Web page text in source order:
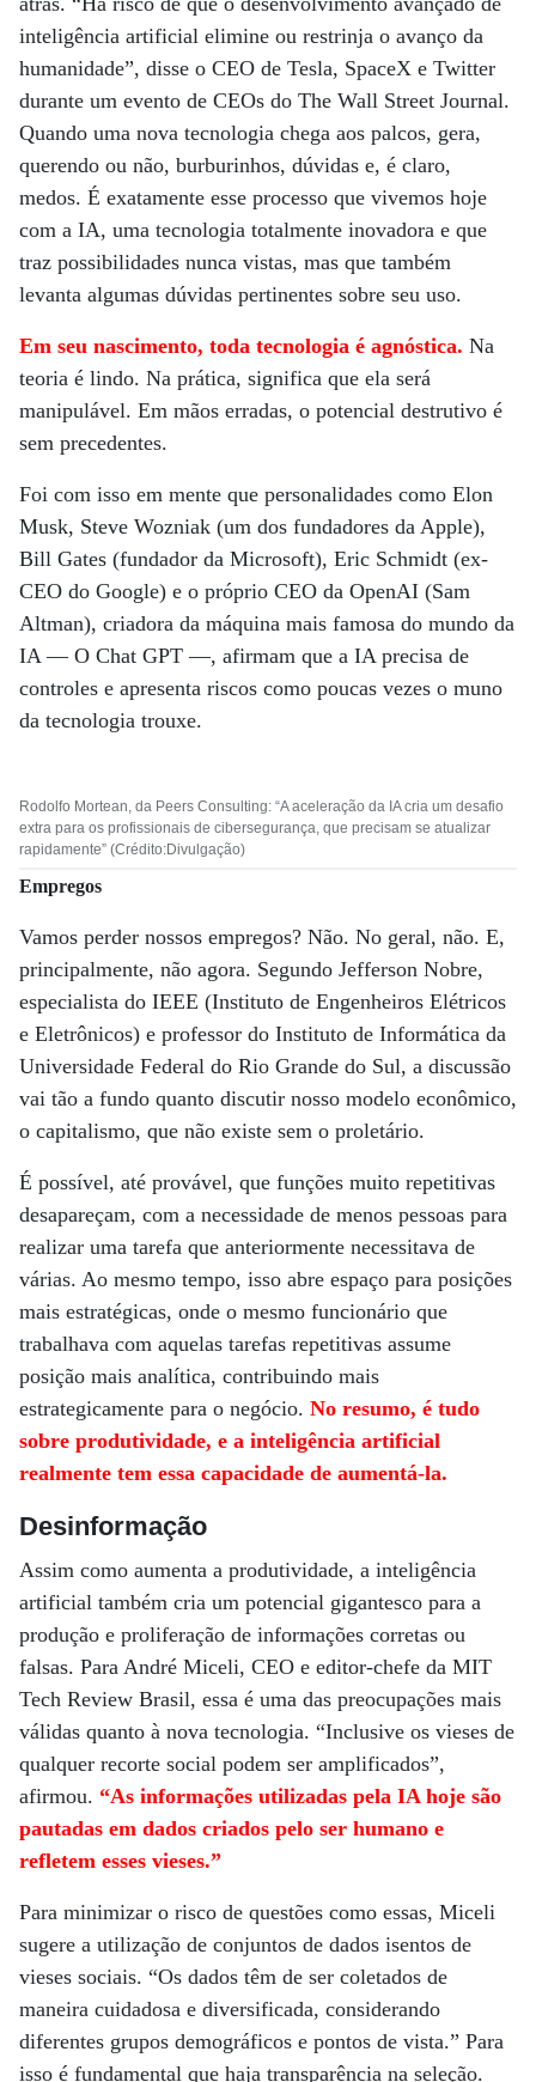
inteligência artificial elimine ou restrinja o avanço da
humanidade”, disse o CEO de Tesla, SpaceX e Twitter
durante um evento de CEOs do The Wall Street Journal.
Quando uma nova tecnologia chega aos palcos, gera,
querendo ou não, burburinhos, dúvidas e, é claro,
medos. É exatamente esse processo que vivemos hoje
com a IA, uma tecnologia totalmente inovadora e que
traz possibilidades nunca vistas, mas que também
levanta algumas dúvidas pertinentes sobre seu uso.
Em seu nascimento, toda tecnologia é agnóstica. Na
teoria é lindo. Na prática, significa que ela será
manipulável. Em mãos erradas, o potencial destrutivo é
sem precedentes.
Foi com isso em mente que personalidades como Elon
Musk, Steve Wozniak (um dos fundadores da Apple),
Bill Gates (fundador da Microsoft), Eric Schmidt (ex-
CEO do Google) e o próprio CEO da OpenAI (Sam
Altman), criadora da máquina mais famosa do mundo da
IA ­— O Chat GPT —, afirmam que a IA precisa de
controles e apresenta riscos como poucas vezes o muno
da tecnologia trouxe.
Rodolfo Mortean, da Peers Consulting: “A aceleração da IA cria um desafio
extra para os profissionais de cibersegurança, que precisam se atualizar
rapidamente” (Crédito:Divulgação)
Empregos
Vamos perder nossos empregos? Não. No geral, não. E,
principalmente, não agora. Segundo Jefferson Nobre,
especialista do IEEE (Instituto de Engenheiros Elétricos
e Eletrônicos) e professor do Instituto de Informática da
Universidade Federal do Rio Grande do Sul, a discussão
vai tão a fundo quanto discutir nosso modelo econômico,
o capitalismo, que não existe sem o proletário.
É possível, até provável, que funções muito repetitivas
desapareçam, com a necessidade de menos pessoas para
realizar uma tarefa que anteriormente necessitava de
várias. Ao mesmo tempo, isso abre espaço para posições
mais estratégicas, onde o mesmo funcionário que
trabalhava com aquelas tarefas repetitivas assume
posição mais analítica, contribuindo mais
estrategicamente para o negócio. No resumo, é tudo
sobre produtividade, e a inteligência artificial
realmente tem essa capacidade de aumentá-la.
Desinformação
Assim como aumenta a produtividade, a inteligência
artificial também cria um potencial gigantesco para a
produção e proliferação de informações corretas ou
falsas. Para André Miceli, CEO e editor-chefe da MIT
Tech Review Brasil, essa é uma das preocupações mais
válidas quanto à nova tecnologia. “Inclusive os vieses de
qualquer recorte social podem ser amplificados”,
afirmou. “As informações utilizadas pela IA hoje são
pautadas em dados criados pelo ser humano e
refletem esses vieses.”
Para minimizar o risco de questões como essas, Miceli
sugere a utilização de conjuntos de dados isentos de
vieses sociais. “Os dados têm de ser coletados de
maneira cuidadosa e diversificada, considerando
diferentes grupos demográficos e pontos de vista.” Para
isso é fundamental que haja transparência na seleção.